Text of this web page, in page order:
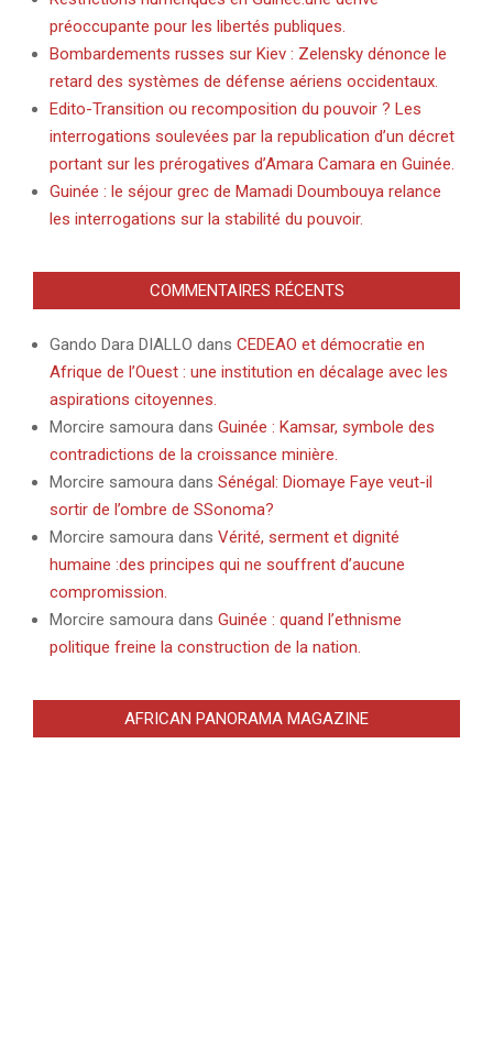
préoccupante pour les libertés publiques.
Bombardements russes sur Kiev : Zelensky dénonce le
retard des systèmes de défense aériens occidentaux.
Edito-Transition ou recomposition du pouvoir ? Les
interrogations soulevées par la republication d’un décret
portant sur les prérogatives d’Amara Camara en Guinée.
Guinée : le séjour grec de Mamadi Doumbouya relance
les interrogations sur la stabilité du pouvoir.
COMMENTAIRES RÉCENTS
Gando Dara DIALLO dans CEDEAO et démocratie en
Afrique de l’Ouest : une institution en décalage avec les
aspirations citoyennes.
Morcire samoura dans Guinée : Kamsar, symbole des
contradictions de la croissance minière.
Morcire samoura dans Sénégal: Diomaye Faye veut-il
sortir de l’ombre de SSonoma?
Morcire samoura dans Vérité, serment et dignité
humaine :des principes qui ne souffrent d’aucune
compromission.
Morcire samoura dans Guinée : quand l’ethnisme
politique freine la construction de la nation.
AFRICAN PANORAMA MAGAZINE